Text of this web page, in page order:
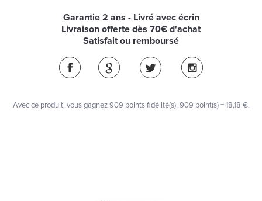
Garantie 2 ans - Livré avec écrin
Livraison offerte dès 70€ d'achat
Satisfait ou remboursé
Avec ce produit, vous gagnez909 points fidélité(s). 909 point(s) =18,18 €.